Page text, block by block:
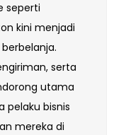
seperti
kini menjadi
serta
utama
pelaku bisnis
mereka di